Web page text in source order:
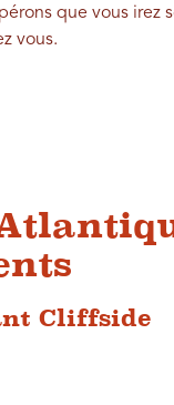
que vous
vous.
Cliffside